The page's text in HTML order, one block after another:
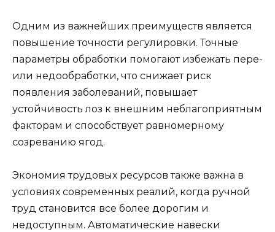
Одним из важнейших преимуществ является
повышение точности регулировки. Точные
параметры обработки помогают избежать пере-
или недообработки, что снижает риск
появления заболеваний, повышает
устойчивость лоз к внешним неблагоприятным
факторам и способствует равномерному
созреванию ягод.
Экономия трудовых ресурсов также важна в
условиях современных реалий, когда ручной
труд становится все более дорогим и
недоступным. Автоматические навески